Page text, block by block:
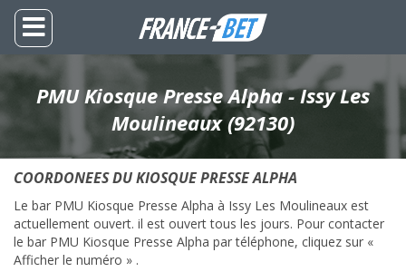
PMU Kiosque Presse Alpha - Issy Les
Moulineaux (92130)
COORDONEES DU KIOSQUE PRESSE ALPHA
Le bar PMU Kiosque Presse Alpha à Issy Les Moulineaux est
actuellement ouvert. il est ouvert tous les jours. Pour contacter
le bar PMU Kiosque Presse Alpha par téléphone, cliquez sur «
Afficher le numéro » .